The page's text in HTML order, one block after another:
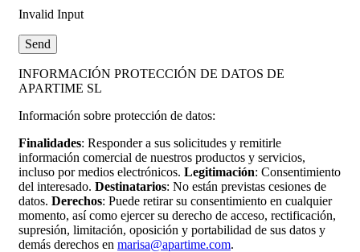
Invalid Input
Send
INFORMACIÓN PROTECCIÓN DE DATOS DE
APARTIME SL
Información sobre protección de datos:
Finalidades: Responder a sus solicitudes y remitirle
información comercial de nuestros productos y servicios,
incluso por medios electrónicos. Legitimación: Consentimiento
del interesado. Destinatarios: No están previstas cesiones de
datos. Derechos: Puede retirar su consentimiento en cualquier
momento, así como ejercer su derecho de acceso, rectificación,
supresión, limitación, oposición y portabilidad de sus datos y
demás derechos en marisa@apartime.com.